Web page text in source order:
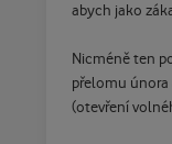
abych jako
Nicméně ten
přelomu února
(otevření